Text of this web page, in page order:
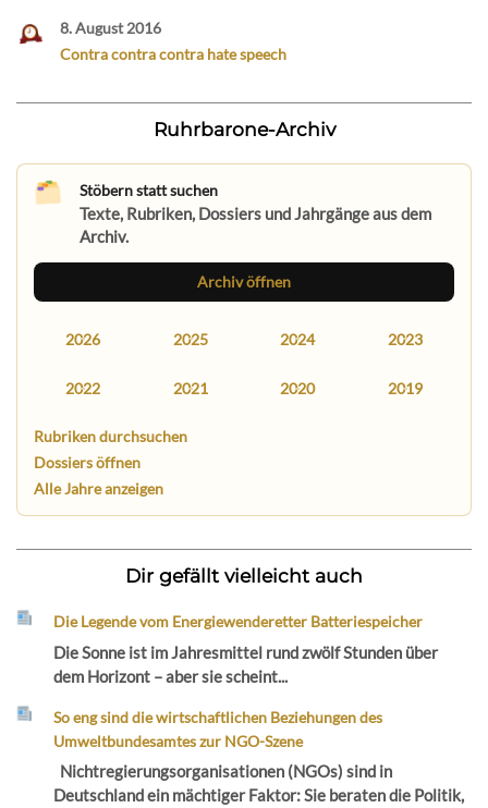
8. August 2016
Contra contra contra hate speech
Ruhrbarone-Archiv
Stöbern statt suchen
Texte, Rubriken, Dossiers und Jahrgänge aus dem
Archiv.
Archiv öffnen
2026 2025 2024 2023
2022 2021 2020 2019
Rubriken durchsuchen
Dossiers öffnen
Alle Jahre anzeigen
Dir gefällt vielleicht auch
Die Legende vom Energiewenderetter Batteriespeicher
Die Sonne ist im Jahresmittel rund zwölf Stunden über
dem Horizont – aber sie scheint...
So eng sind die wirtschaftlichen Beziehungen des
Umweltbundesamtes zur NGO-Szene
Nichtregierungsorganisationen (NGOs) sind in
Deutschland ein mächtiger Faktor: Sie beraten die Politik,